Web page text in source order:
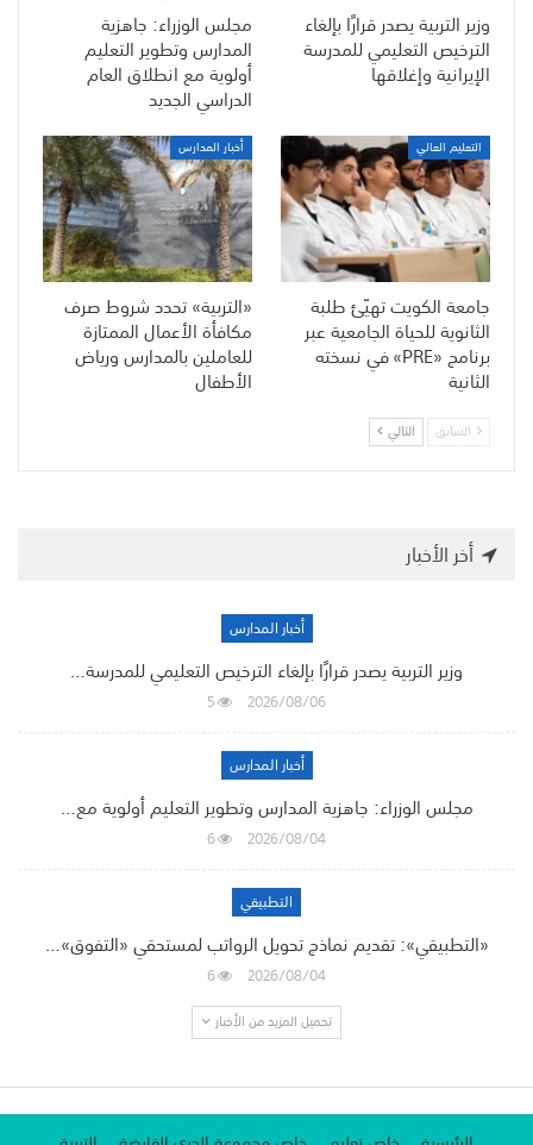
وزير التربية يصدر قرارًا بإلغاء
الترخيص التعليمي للمدرسة
الإيرانية وإغلاقها
مجلس الوزراء: جاهزية
المدارس وتطوير التعليم
أولوية مع انطلاق العام
الدراسي الجديد
التعليم العالي
جامعة الكويت تهيّئ طلبة
الثانوية للحياة الجامعية عبر
برنامج «PRE» في نسخته
الثانية
أخبار المدارس
«التربية» تحدد شروط صرف
مكافأة الأعمال الممتازة
للعاملين بالمدارس ورياض
الأطفال
السابق التالي
أخر الأخبار
أخبار المدارس
وزير التربية يصدر قرارًا بإلغاء الترخيص التعليمي للمدرسة…
2026/08/06
5
أخبار المدارس
مجلس الوزراء: جاهزية المدارس وتطوير التعليم أولوية مع…
2026/08/04
6
التطبيقي
«التطبيقي»: تقديم نماذج تحويل الرواتب لمستحقي «التفوق»…
2026/08/04
6
تحميل المزيد من الأخبار